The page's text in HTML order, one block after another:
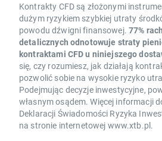
Kontrakty CFD są złożonymi
dużym ryzykiem szybkiej utraty
powodu dźwigni finansowej. 77%
detalicznych odnotowuje straty
kontraktami CFD u niniejszego
się, czy rozumiesz, jak działają
pozwolić sobie na wysokie ryzyko
Podejmując decyzje inwestycyjne,
własnym osądem. Więcej informacji
Deklaracji Świadomości Ryzyka
na stronie internetowej www.xtb.pl.